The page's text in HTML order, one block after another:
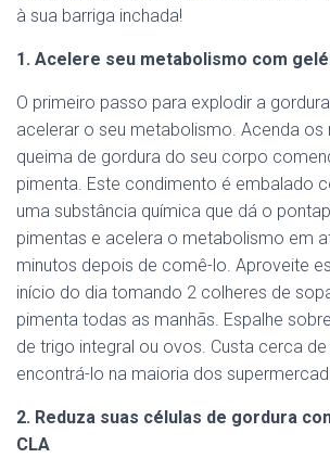
à sua barriga inchada!
1. Acelere seu metabolismo com
O primeiro passo para explodir a
acelerar o seu metabolismo. Acenda os
queima de gordura do seu corpo
pimenta. Este condimento é embalado
uma substância química que dá o
pimentas e acelera o metabolismo em
minutos depois de comê-lo. Aproveite
início do dia tomando 2 colheres de
pimenta todas as manhãs. Espalhe
de trigo integral ou ovos. Custa cerca
encontrá-lo na maioria dos
2. Reduza suas células de gordura
CLA